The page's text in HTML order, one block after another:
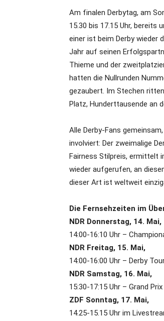
Am finalen Derbytag, am
15.30 bis 17.15 Uhr, bereits
einer ist beim Derby wieder
Jahr auf seinen
Thieme und der
hatten die Nullrunden
gezaubert. Im Stechen
Platz, Hunderttausende an
Alle Derby-Fans
involviert: Der zweimalige
Fairness Stilpreis, ermittelt
wieder aufgerufen, an
dieser Art ist weltweit
Die Fernsehzeiten im
NDR Donnerstag, 14. Mai,
14:00-16:10 Uhr –
NDR Freitag, 15. Mai,
14:00-16:00 Uhr – Derby
NDR Samstag, 16. Mai,
15:30-17:15 Uhr – Grand
ZDF Sonntag, 17. Mai,
14.25-15.15 Uhr im